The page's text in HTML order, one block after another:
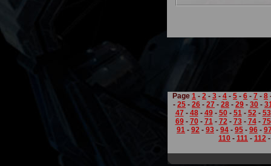
Page 1 - 2 - 3 - 4 - 5 - 6 - 7 - 8
- 25 - 26 - 27 - 28 - 29 - 30 -
47 - 48- 49- 50- 51- 52- 53
69- 70- 71- 72- 73- 74- 75
91 - 92 - 93 - 94 - 95 - 96 -
110 - 111 - 112